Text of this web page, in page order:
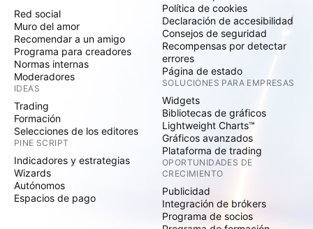
Red social
Muro del amor
Recomendar a un amigo
Programa para creadores
Normas internas
Moderadores
IDEAS
Trading
Formación
Selecciones de los editores
PINE SCRIPT
Indicadores y estrategias
Wizards
Autónomos
Espacios de pago
Política de cookies
Declaración de accesibilidad
Consejos de seguridad
Recompensas por detectar
errores
Página de estado
SOLUCIONES PARA EMPRESAS
Widgets
Bibliotecas de gráficos
Lightweight Charts™
Gráficos avanzados
Plataforma de trading
OPORTUNIDADES DE
CRECIMIENTO
Publicidad
Integración de brókers
Programa de socios